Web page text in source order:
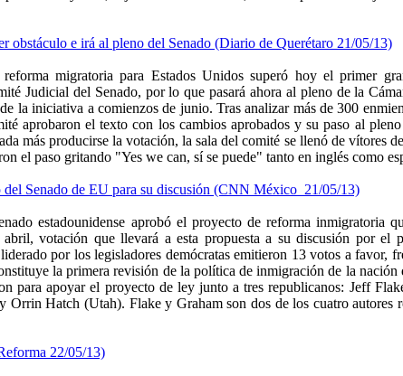
obstáculo e irá al pleno del Senado (Diario de Querétaro 21/05/13)
migratoria para Estados Unidos superó hoy el primer
Judicial del Senado, por lo que pasará ahora al pleno de la
la iniciativa a comienzos de junio. Tras analizar más de 300
aprobaron el texto con los cambios aprobados y su paso al
más producirse la votación, la sala del comité se llenó de vítores
el paso gritando "Yes we can, sí se puede" tanto en inglés como
Senado de EU para su discusión (CNN México 21/05/13)
estadounidense aprobó el proyecto de reforma inmigratoria
votación que llevará a esta propuesta a su discusión por el
por los legisladores demócratas emitieron 13 votos a favor,
la primera revisión de la política de inmigración de la nación
para apoyar el proyecto de ley junto a tres republicanos: Jeff
Orrin Hatch (Utah). Flake y Graham son dos de los cuatro autores
22/05/13)